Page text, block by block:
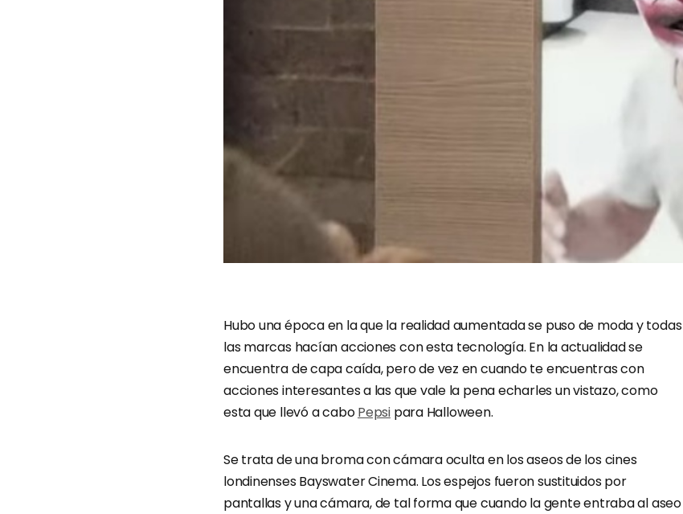
Hubo una época en la que la realidad aumentada se puso de moda y todas
las marcas hacían acciones con esta tecnología. En la actualidad se
encuentra de capa caída, pero de vez en cuando te encuentras con
acciones interesantes a las que vale la pena echarles un vistazo, como
esta que llevó a caboPepsipara Halloween.
Se trata de una broma con cámara oculta en los aseos de los cines
londinenses Bayswater Cinema. Los espejos fueron sustituidos por
pantallas y una cámara, de tal forma que cuando la gente entraba al aseo